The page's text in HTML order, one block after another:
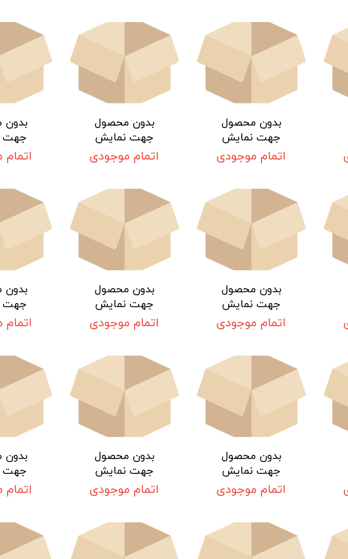
بدون محصول
جهت نمایش
اتمام موجودی
بدون محصول
جهت نمایش
اتمام موجودی
جهت
بدون محصول
جهت نمایش
اتمام موجودی
بدون محصول
جهت نمایش
اتمام موجودی
جهت
بدون محصول
جهت نمایش
اتمام موجودی
بدون محصول
جهت نمایش
اتمام موجودی
جهت